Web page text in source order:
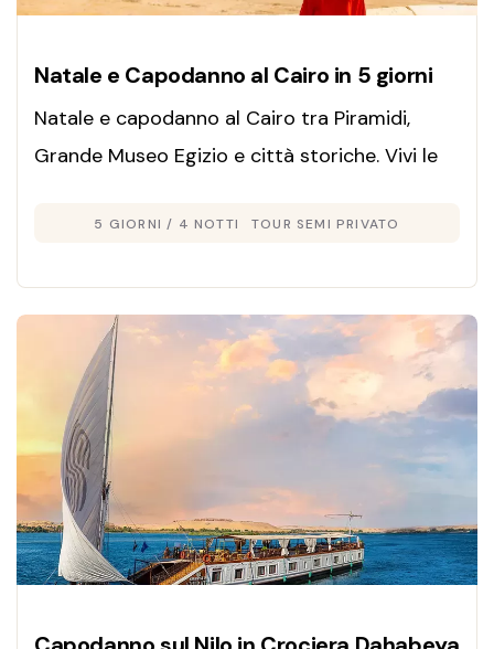
Natale e Capodanno al Cairo in 5 giorni
Natale e capodanno al Cairo tra Piramidi,
Grande Museo Egizio e città storiche. Vivi le
emozionante e indimenticabile.
5 GIORNI / 4 NOTTI TOUR SEMI PRIVATO